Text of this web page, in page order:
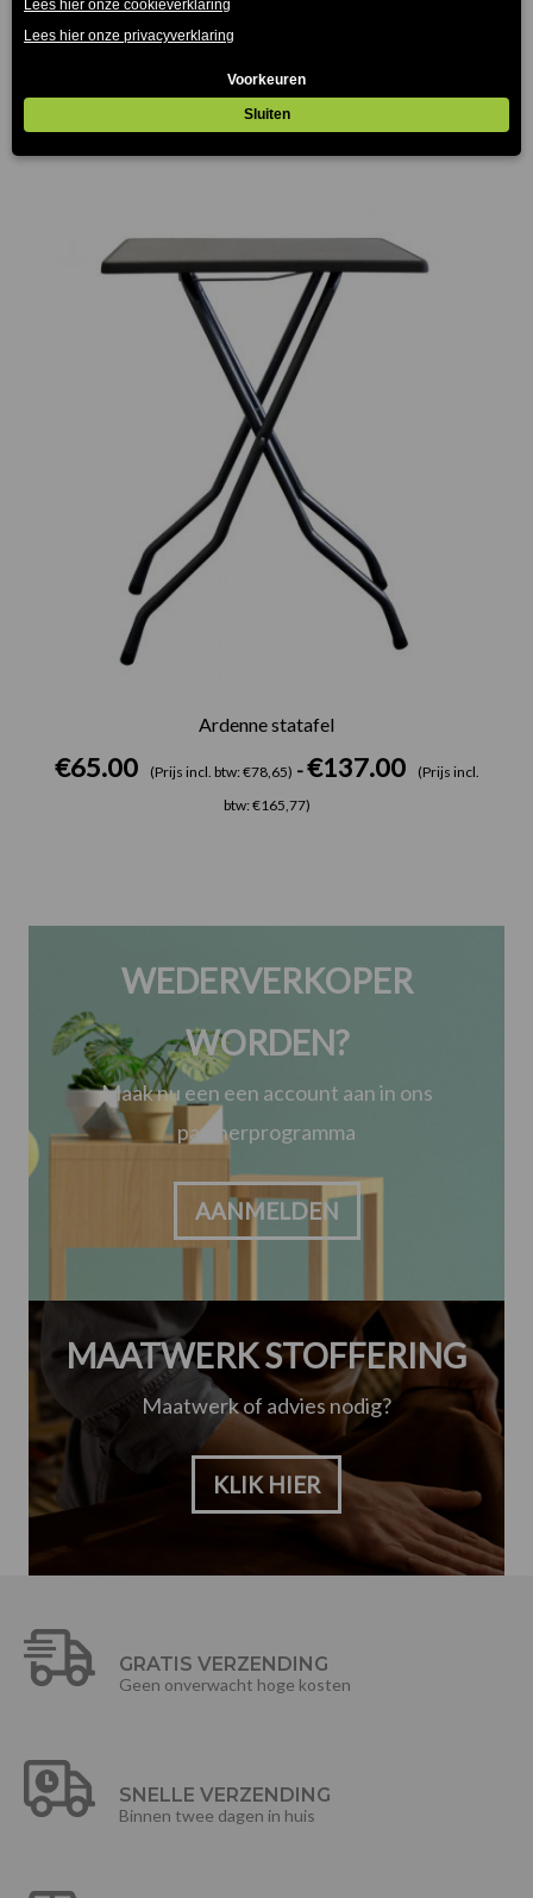
(Prijs incl. btw: €500,94)
Ardenne statafel
€65.00 (Prijs incl. btw: €78,65) - €137.00
(Prijs incl.
btw: €165,77)
€65.00
tot
€137.00
WEDERVERKOPER
WORDEN?
Maak nu een een account aan in ons
partnerprogramma
AANMELDEN
MAATWERK STOFFERING
Maatwerk of advies nodig?
KLIK HIER
GRATIS VERZENDING
Geen onverwacht hoge kosten
SNELLE VERZENDING
Binnen twee dagen in huis